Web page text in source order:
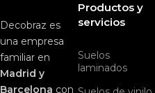
Decobraz es
una empresa
familiar en
Madrid y
Barcelona con
Productos y
servicios
Suelos
laminados